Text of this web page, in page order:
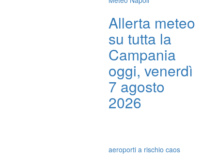
Allerta meteo
su tutta la
Campania
oggi, venerdì
7 agosto
2026
aeroporti a rischio caos